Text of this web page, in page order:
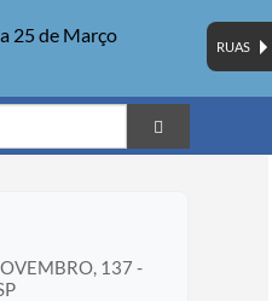
RUAS
137 -